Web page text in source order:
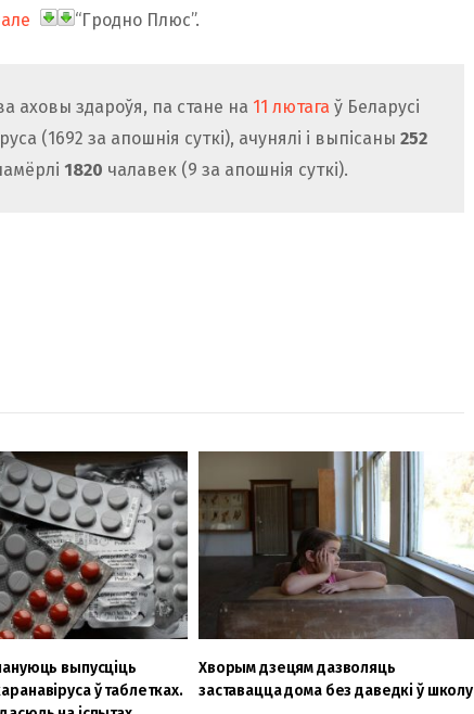
“Гродно Плюс”.
аховы здароўя, па стане на 11 лютага ў Беларусі
(1692 за апошнія суткі), ачунялі і выпісаны 252
1820 чалавек (9 за апошнія суткі).
выпусціць
ў таблетках.
Хворым дзецям дазволяць
заставацца дома без даведкі ў школу